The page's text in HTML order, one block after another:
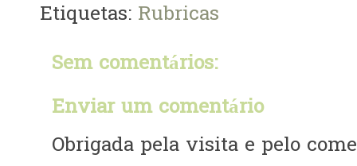
Etiquetas: Rubricas
Sem comentários:
Enviar um comentário
Obrigada pela visita e pelo